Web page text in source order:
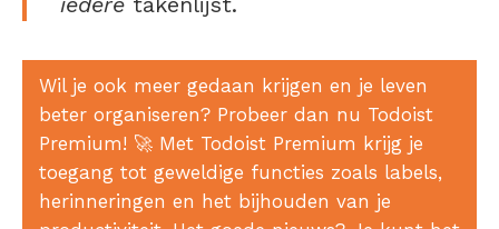
Wil je ook meer gedaan krijgen en je leven
beter organiseren? Probeer dan nu Todoist
Premium! 🚀 Met Todoist Premium krijg je
toegang tot geweldige functies zoals labels,
herinneringen en het bijhouden van je